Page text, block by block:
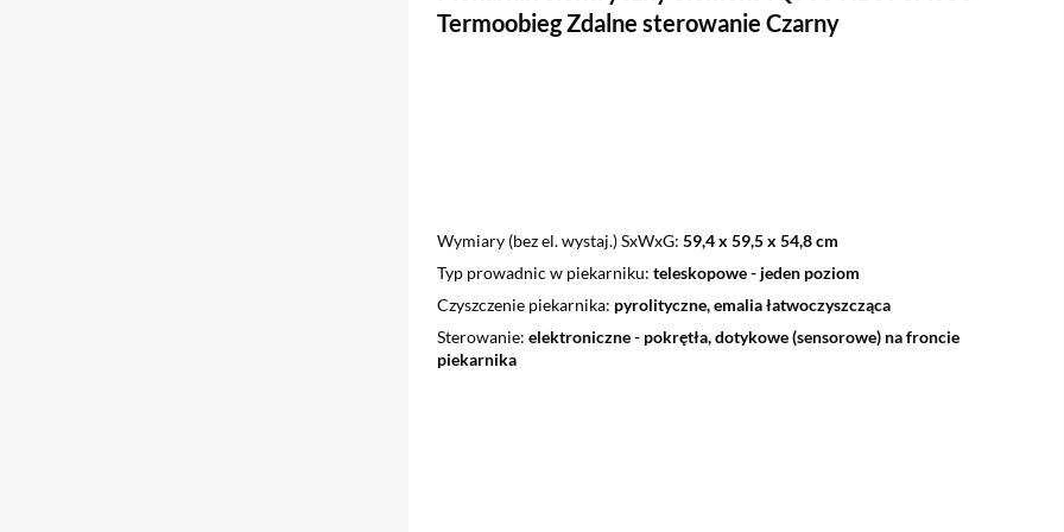
Termoobieg Zdalne sterowanie Czarny
Wymiary (bez el. wystaj.) SxWxG 59,4 x 59,5 x 54,8 cm
Typ prowadnic w piekarniku teleskopowe - jeden poziom
Czyszczenie piekarnika pyrolityczne, emalia łatwoczyszcząca
Sterowanie elektroniczne - pokrętła, dotykowe (sensorowe) na froncie
piekarnika